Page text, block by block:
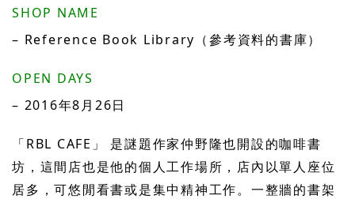
SHOP NAME
– Reference Book Library（參考資料的書庫）
OPEN DAYS
– 2016年8月26日
「RBL CAFE」 是謎題作家仲野隆也開設的咖啡書
坊，這間店也是他的個人工作場所，店內以單人座位
居多，可悠閒看書或是集中精神工作。一整牆的書架